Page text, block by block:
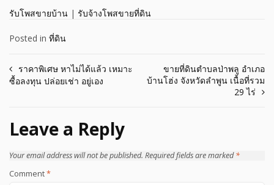
รับโพสขายบ้าน | รับจ้างโพสขายที่ดิน
Posted in ที่ดิน
Post
navigation
ราคาพิเศษ หาไม่ได้แล้ว เหมาะ
ซื้อลงทุน ปล่อยเช่า อยู่เอง
ขายที่ดินตำบลป่าพลู อำเภอ
บ้านโฮ่ง จังหวัดลำพูน เนื้อที่รวม
29 ไร่
Leave a Reply
Your email address will not be published. Required fields are marked*
Comment*